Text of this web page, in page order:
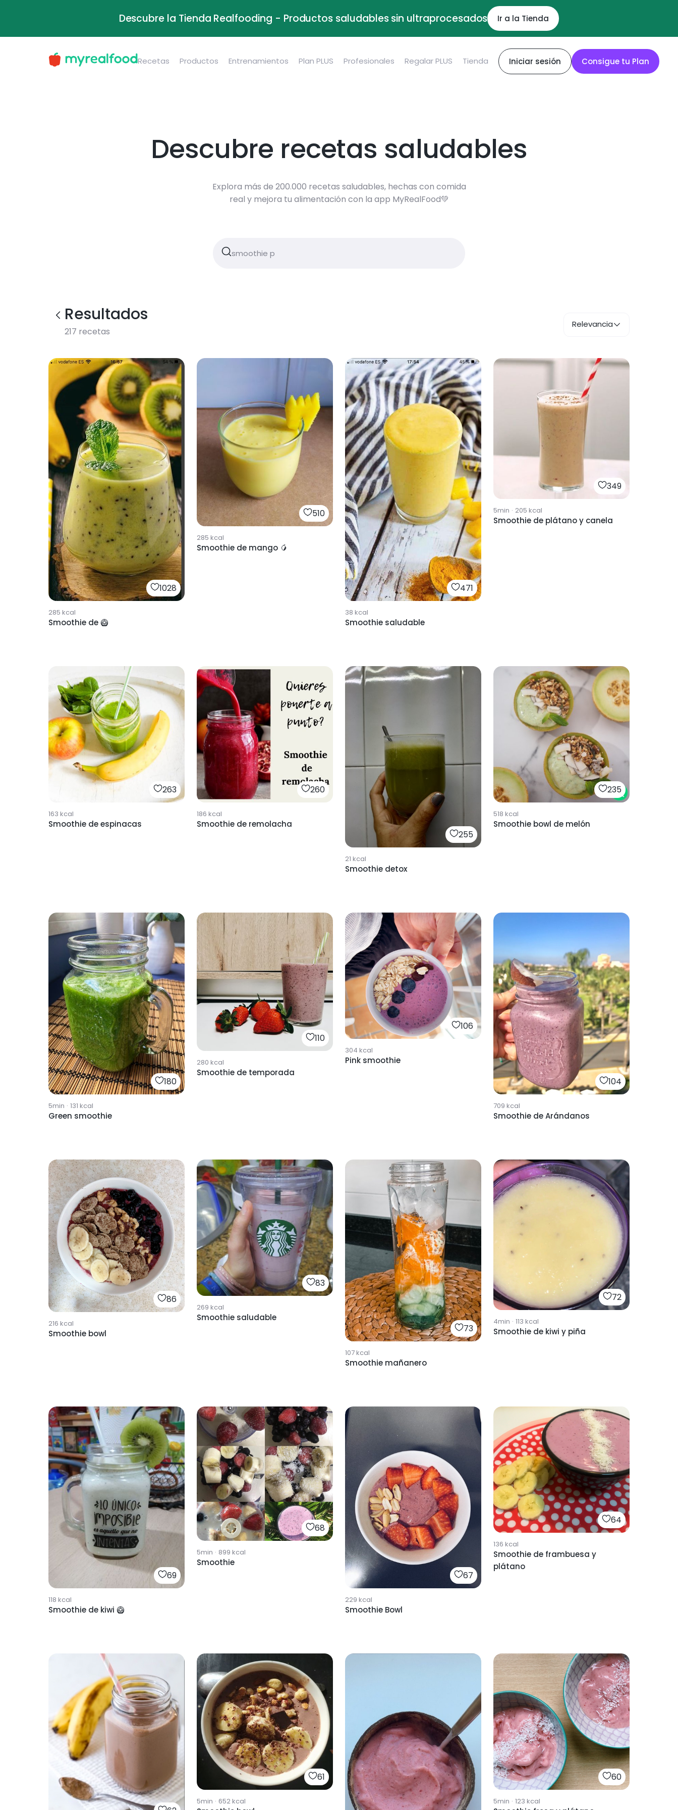
Descubre la Tienda Realfooding - Productos saludables sin ultraprocesados Ir a la Tienda
Recetas Productos Entrenamientos Plan PLUS Profesionales Regalar PLUS Tienda Iniciar sesión Consigue tu Plan
Descubre recetas saludables
Explora más de 200.000 recetas saludables, hechas con comida
real y mejora tu alimentación con la app MyRealFood💚
Resultados
217 recetas
Relevancia
1028
285 kcal
Smoothie de 🥝
510
285 kcal
Smoothie de mango 🥭
471
38 kcal
Smoothie saludable
349
5min · 205 kcal
Smoothie de plátano y canela
263
163 kcal
Smoothie de espinacas
260
186 kcal
Smoothie de remolacha
255
21 kcal
Smoothie detox
235
518 kcal
Smoothie bowl de melón
180
5min · 131 kcal
Green smoothie
110
280 kcal
Smoothie de temporada
106
304 kcal
Pink smoothie
104
709 kcal
Smoothie de Arándanos
86
216 kcal
Smoothie bowl
83
269 kcal
Smoothie saludable
73
107kcal
Smoothie mañanero
72
4min · 113 kcal
Smoothie de kiwi y piña
69
118 kcal
Smoothie de kiwi 🥝
68
5min · 899 kcal
Smoothie
67
229 kcal
Smoothie Bowl
64
136 kcal
Smoothie de frambuesa y
plátano
61
5min · 652kcal
60
5min · 123 kcal